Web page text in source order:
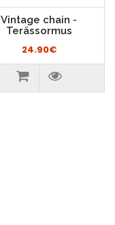
Vintage chain -
Terässormus
24.90€